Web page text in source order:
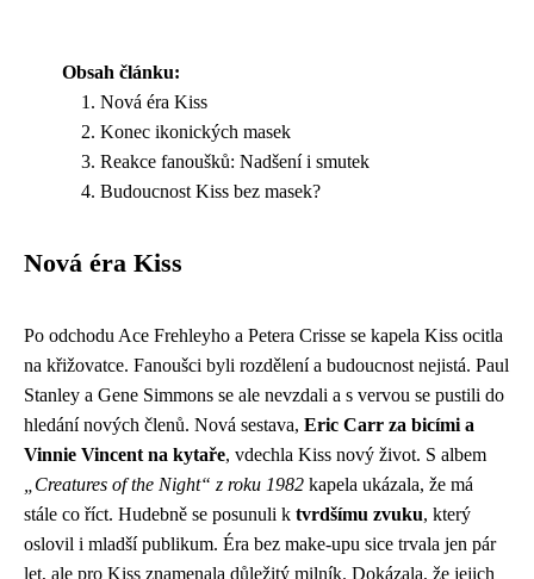
Obsah článku:
Nová éra Kiss
Konec ikonických masek
Reakce fanoušků: Nadšení i smutek
Budoucnost Kiss bez masek?
Nová éra Kiss
Po odchodu Ace Frehleyho a Petera Crisse se kapela Kiss ocitla
na křižovatce. Fanoušci byli rozdělení a budoucnost nejistá. Paul
Stanley a Gene Simmons se ale nevzdali a s vervou se pustili do
hledání nových členů. Nová sestava, Eric Carr za bicími a
Vinnie Vincent na kytaře, vdechla Kiss nový život. S albem
„Creatures of the Night“ z roku 1982 kapela ukázala, že má
stále co říct. Hudebně se posunuli k tvrdšímu zvuku, který
oslovil i mladší publikum. Éra bez make-upu sice trvala jen pár
let, ale pro Kiss znamenala důležitý milník. Dokázala, že jejich